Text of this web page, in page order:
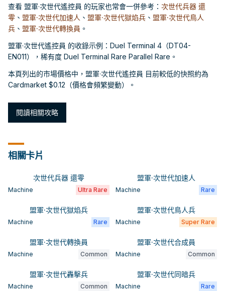
查看 盟軍·次世代遙控員 的玩家也常會一併參考： 次世代兵器 還
零 、 盟軍·次世代加速人 、 盟軍·次世代獄焰兵 、 盟軍·次世代鳥人
兵 、 盟軍·次世代轉換員 。
盟軍·次世代遙控員 的收錄示例：Duel Terminal 4（DT04-
EN011），稀有度 Duel Terminal Rare Parallel Rare。
本頁列出的市場價格中，盟軍·次世代遙控員 目前較低的快照約為
Cardmarket $0.12（價格會頻繁變動）。
閱讀相關攻略
相關卡片
次世代兵器 還零
Machine Ultra Rare
盟軍·次世代加速人
Machine Rare
盟軍·次世代獄焰兵
Machine Rare
盟軍·次世代鳥人兵
Machine Super Rare
盟軍·次世代轉換員
Machine Common
盟軍·次世代合成員
Machine Common
盟軍·次世代轟擊兵
Machine Common
盟軍·次世代同暗兵
Machine Rare